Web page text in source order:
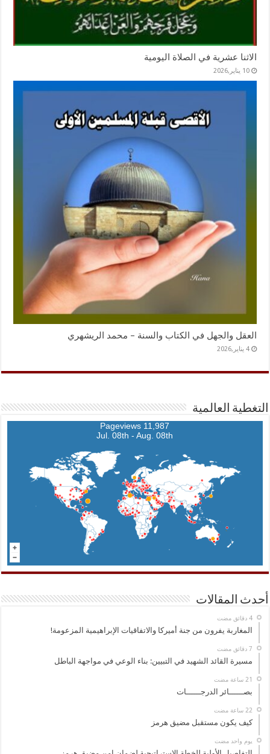
الاثنا عشرية في الصلاة اليومية
10 يناير,2026
العقل والجهل في الكتاب والسنة – محمد الريشهري
4 يناير,2026
التغطية العالمية
11,987 Pageviews
Jul. 08th - Aug. 08th
أحدث المقالات
‏4 دقائق مضت
المغاربة يفرون من جنة أميركا والاتفاقيات الإبراهيمية المزعومة!
مسيرة القائد الشهيد في التبيين: بناء الوعي في مواجهة الباطل
بصــــــائر الدرجــــــات
كيف يكون مستقبل مضيق هرمز
‏يوم واحد مضت